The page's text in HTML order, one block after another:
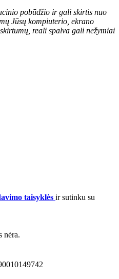
pobūdžio ir gali skirtis nuo
Jūsų kompiuterio, ekrano
reali spalva gali nežymiai
taisyklės ir sutinku su
nėra.